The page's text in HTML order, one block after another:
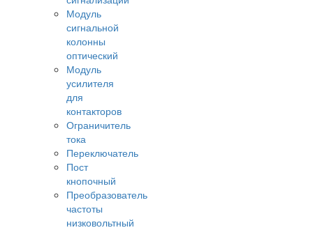
Модуль
сигнальной
колонны
оптический
Модуль
усилителя
для
контакторов
Ограничитель
тока
Переключатель
Пост
кнопочный
Преобразователь
частоты
низковольтный